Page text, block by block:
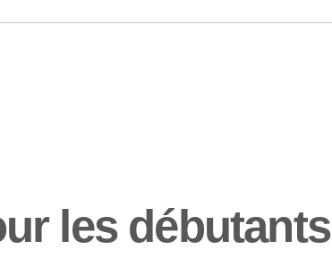
les débutants